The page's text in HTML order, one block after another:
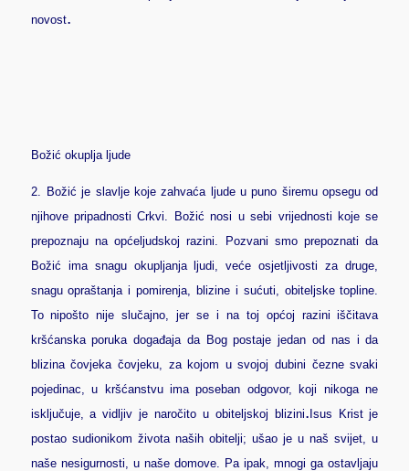
novost.
Božić okuplja ljude
2.
Božić je slavlje koje zahvaća ljude u puno širemu opsegu od
njihove pripadnosti Crkvi. Božić nosi u sebi vrijednosti koje se
prepoznaju na općeljudskoj razini. Pozvani smo prepoznati da
Božić ima snagu okupljanja ljudi, veće osjetljivosti za druge,
snagu opraštanja i pomirenja, blizine i sućuti, obiteljske topline.
To nipošto nije slučajno, jer se i na toj općoj razini iščitava
kršćanska poruka događaja da Bog postaje jedan od nas i da
blizina čovjeka čovjeku, za kojom u svojoj dubini čezne svaki
pojedinac, u kršćanstvu ima poseban odgovor, koji nikoga ne
isključuje, a vidljiv je naročito u obiteljskoj blizini.Isus Krist je
postao sudionikom života naših obitelji; ušao je u naš svijet, u
naše nesigurnosti, u naše domove. Pa ipak, mnogi ga ostavljaju